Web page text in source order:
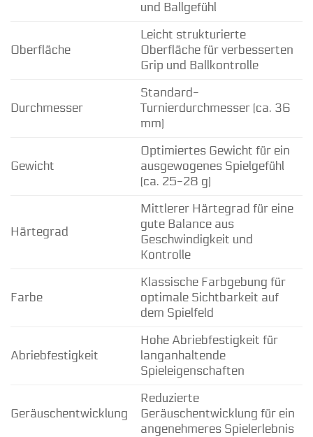
und Ballgefühl
Oberfläche
Leicht strukturierte
Oberfläche für verbesserten
Grip und Ballkontrolle
Durchmesser
Standard-
Turnierdurchmesser (ca. 36
mm)
Gewicht
Optimiertes Gewicht für ein
ausgewogenes Spielgefühl
(ca. 25-28 g)
Härtegrad
Mittlerer Härtegrad für eine
gute Balance aus
Geschwindigkeit und
Kontrolle
Farbe
Klassische Farbgebung für
optimale Sichtbarkeit auf
dem Spielfeld
Abriebfestigkeit
Hohe Abriebfestigkeit für
langanhaltende
Spieleigenschaften
Geräuschentwicklung
Reduzierte
Geräuschentwicklung für ein
angenehmeres Spielerlebnis